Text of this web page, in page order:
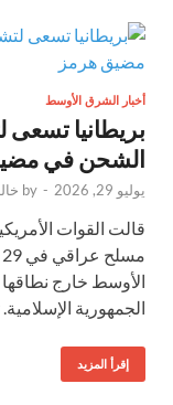
أخبار الشرق الأوسط
بريطانيا تسعى
الشحن في
يوليو 29, 2026 -
by
قالت القوات
الأوسط خارج
الجمهورية
إقرأ المزيد